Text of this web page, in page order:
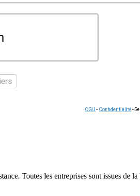
CGU - Confidentialité-
Toutes les entreprises sont issues de